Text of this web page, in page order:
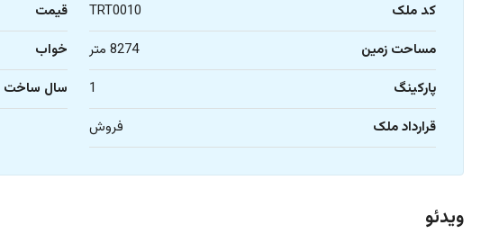
کد ملک TRT0010 قیمت
مساحت زمین
8274 متر خواب
پارکینگ
1 سال ساخت
قرارداد ملک
فروش
ویدئو